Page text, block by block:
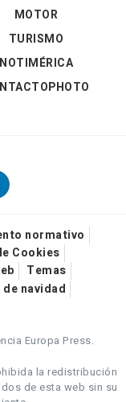
MOTOR
TURISMO
NOTIMÉRICA
normativo
Cookies
Temas
navidad
Europa Press.
la redistribución
de esta web sin su